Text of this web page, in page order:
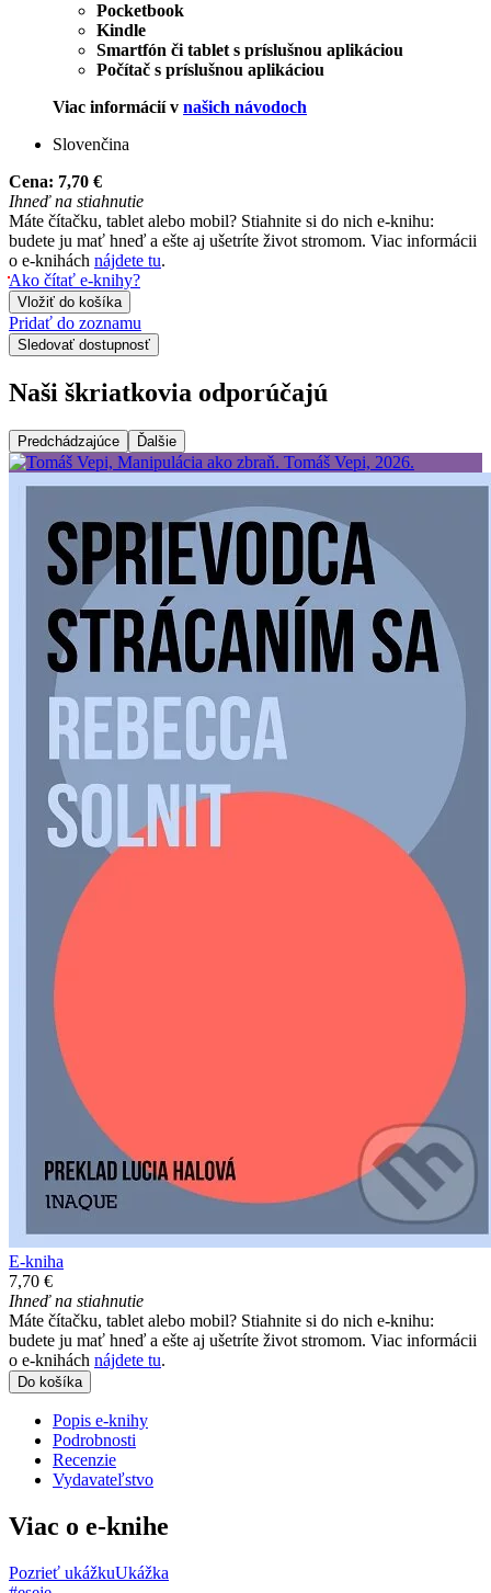
Pocketbook
Kindle
Smartfón či tablet s príslušnou aplikáciou
Počítač s príslušnou aplikáciou
Viac informácií v našich návodoch
Slovenčina
Cena: 7,70 €
Ihneď na stiahnutie
Máte čítačku, tablet alebo mobil? Stiahnite si do nich e-knihu:
budete ju mať hneď a ešte aj ušetríte život stromom. Viac informácii
o e-knihách nájdete tu.
Ako čítať e-knihy?
Vložiť do košíka
Pridať do zoznamu
Sledovať dostupnosť
Naši škriatkovia odporúčajú
Predchádzajúce Ďalšie
E-kniha
7,70 €
Ihneď na stiahnutie
Máte čítačku, tablet alebo mobil? Stiahnite si do nich e-knihu:
budete ju mať hneď a ešte aj ušetríte život stromom. Viac informácii
o e-knihách nájdete tu.
Do košíka
Popis e-knihy
Podrobnosti
Recenzie
Vydavateľstvo
Viac o e-knihe
Pozrieť ukážkuUkážka